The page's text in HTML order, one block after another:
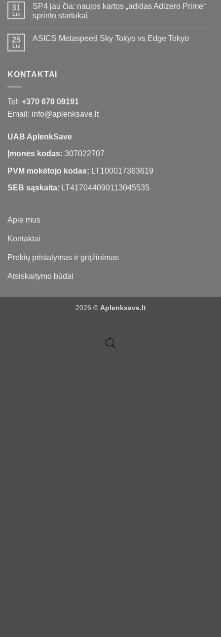
31
Lie
SP4 jau čia: naujos kartos „adidas Adizero Prime“
sprinto startukai
25
Lie
ASICS Metaspeed Sky Tokyo vs Edge Tokyo
KONTAKTAI
Tel: +370 670 09191
Email: info@aplenksave.lt
UAB AplenkSave
Įmonės kodas: 307022707
PVM mokėtojo kodas: LT100017363619
SEB sąskaita: LT417044090113045535
Apie mus
Kontaktai
Prekių pristatymas ir grąžinimas
Atsiskaitymo būdai
2026 © Aplenksave.lt